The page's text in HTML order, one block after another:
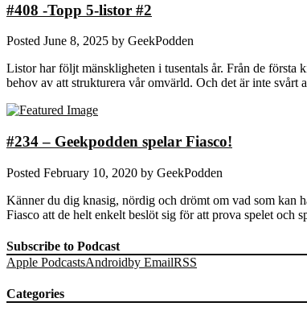
#408 -Topp 5-listor #2
Posted June 8, 2025 by GeekPodden
Listor har följt mänskligheten i tusentals år. Från de
behov av att strukturera vår omvärld. Och det är inte
#234 – Geekpodden spelar Fiasco!
Posted February 10, 2020 by GeekPodden
Känner du dig knasig, nördig och drömt om vad som kan
Fiasco att de helt enkelt beslöt sig för att prova spelet
Subscribe to Podcast
Apple PodcastsAndroidby EmailRSS
Categories